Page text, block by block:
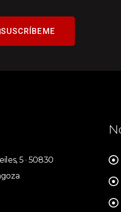
SUSCRÍBEME
5 · 50830